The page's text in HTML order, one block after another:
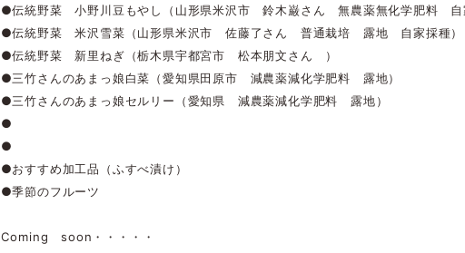
●伝統野菜 小野川豆もやし（山形県米沢市 鈴木巌さん 無農薬無化学肥料 自
●伝統野菜 米沢雪菜（山形県米沢市 佐藤了さん 普通栽培 露地 自家採種）
●伝統野菜 新里ねぎ（栃木県宇都宮市 松本朋文さん ）
●三竹さんのあまっ娘白菜（愛知県田原市 減農薬減化学肥料 露地）
●三竹さんのあまっ娘セルリー（愛知県 減農薬減化学肥料 露地）
●
●
●おすすめ加工品（ふすべ漬け）
●季節のフルーツ
Coming soon・・・・・